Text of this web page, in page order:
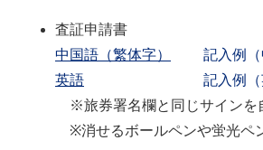
査証申請書
中国語（繁体字）
記入例（
英語
記入例（
※旅券署名欄と同じサインを
※消せるボールペンや蛍光ペ